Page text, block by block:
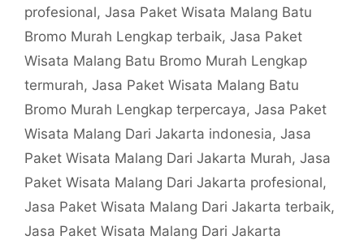
profesional, Jasa Paket Wisata Malang Batu
Bromo Murah Lengkap terbaik, Jasa Paket
Wisata Malang Batu Bromo Murah Lengkap
termurah, Jasa Paket Wisata Malang Batu
Bromo Murah Lengkap terpercaya, Jasa Paket
Wisata Malang Dari Jakarta indonesia, Jasa
Paket Wisata Malang Dari Jakarta Murah, Jasa
Paket Wisata Malang Dari Jakarta profesional,
Jasa Paket Wisata Malang Dari Jakarta terbaik,
Jasa Paket Wisata Malang Dari Jakarta